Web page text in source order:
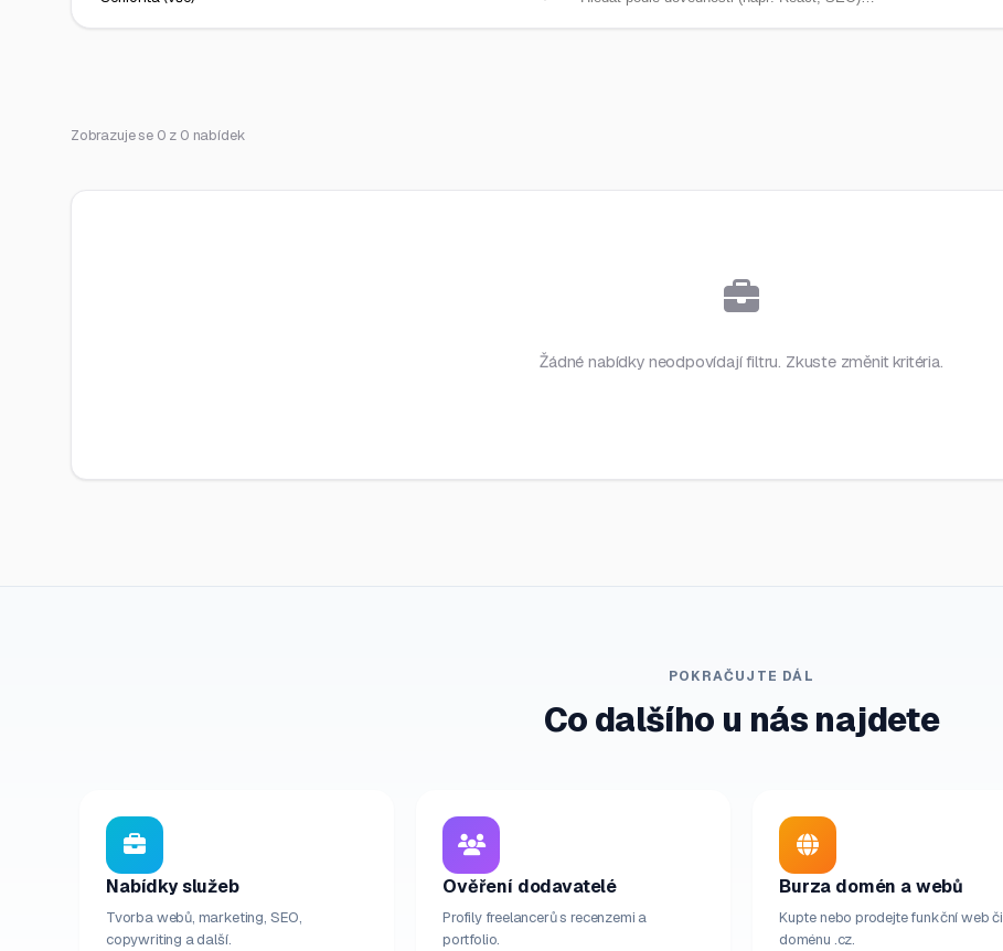
Zobrazuje se 0 z 0 nabídek
Žádné nabídky neodpovídají filtru. Zkuste změnit kritéria.
POKRAČUJTE DÁL
Co dalšího u nás najdete
Nabídky služeb
Tvorba webů, marketing, SEO,
copywriting a další.
Ověření dodavatelé
Profily freelancerů s recenzemi a
portfolio.
Burza domén a webů
Kupte nebo prodejte funkční web či
doménu .cz.